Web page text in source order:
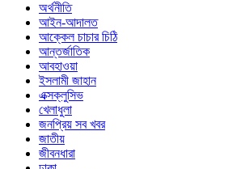
অর্থনীতি
আইন-আদালত
আক্কেল চাচার চিঠি
আন্তর্জাতিক
আবহাওয়া
ইসলামী জাহান
এক্সক্লুসিভ
খেলাধুলা
জনপ্রিয় সব খবর
জাতীয়
জীবনধারা